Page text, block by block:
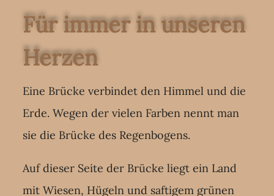
Für immer in unseren
Herzen
Eine Brücke verbindet den Himmel und die
Erde. Wegen der vielen Farben nennt man
sie die Brücke des Regenbogens.
Auf dieser Seite der Brücke liegt ein Land
mit Wiesen, Hügeln und saftigem grünen